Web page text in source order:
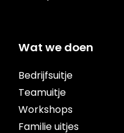
Wat we doen
Bedrijfsuitje
Teamuitje
Workshops
Familie uitjes